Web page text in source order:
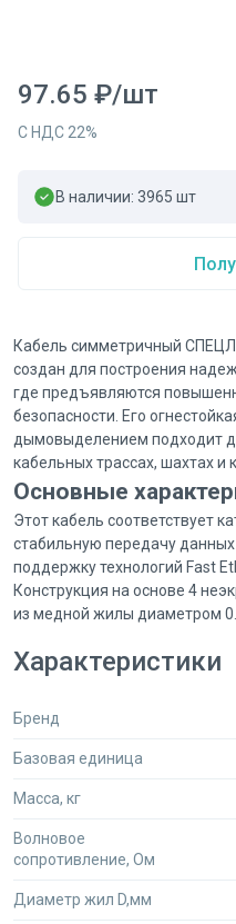
97.65 ₽/шт
С НДС 22%
В наличии: 3965 шт
Кабель симметричный
создан для построения
где предъявляются
безопасности. Его
дымовыделением подходит
кабельных трассах, шахтах и
Основные
Этот кабель соответствует
стабильную передачу
поддержку технологий Fast
Конструкция на основе 4
из медной жилы диаметром
Категория: 5e (до 100 МГц)
Оболочка: огнестойкая, с
HF)
Назначение: групповая
локальные вычислительные
Преимущества для
закупок
Secumarket — это первая
Характеристики
Бренд
Базовая единица
Масса, кг
Волновое
сопротивление, Ом
Диаметр жил D,мм